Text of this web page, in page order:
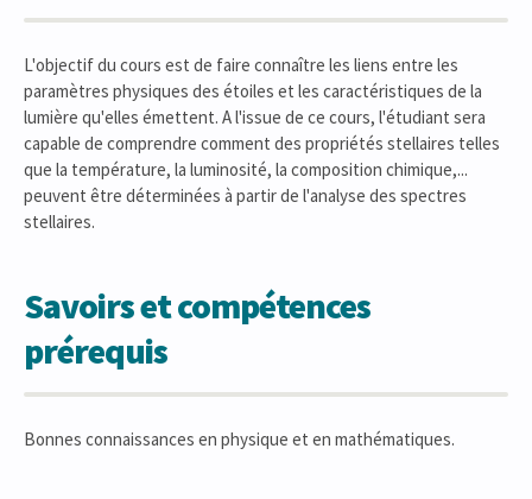
L'objectif du cours est de faire connaître les liens entre les
paramètres physiques des étoiles et les caractéristiques de la
lumière qu'elles émettent. A l'issue de ce cours, l'étudiant sera
capable de comprendre comment des propriétés stellaires telles
que la température, la luminosité, la composition chimique,...
peuvent être déterminées à partir de l'analyse des spectres
stellaires.
Savoirs et compétences
prérequis
Bonnes connaissances en physique et en mathématiques.